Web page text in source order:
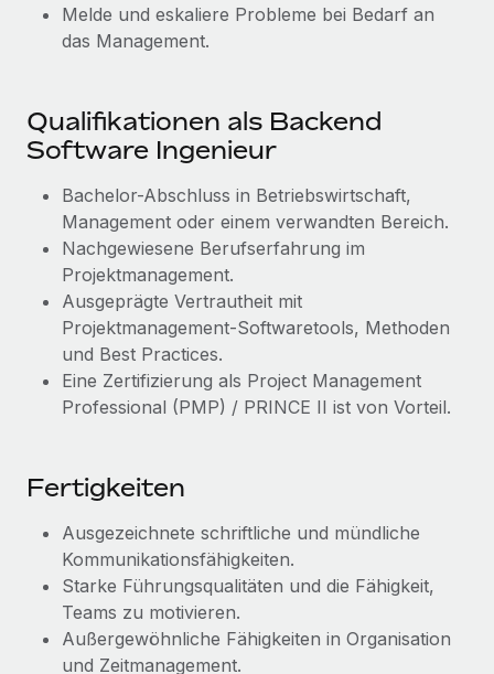
Phiture ist der unumstrittene Marktführer im Bereich der
Wachstumsberatung für mobile Apps. Das...
Mehr erfahren
Melde und eskaliere Probleme bei Bedarf an
das Management.
Qualifikationen als Backend
Software Ingenieur
Bachelor-Abschluss in Betriebswirtschaft,
Management oder einem verwandten Bereich.
Nachgewiesene Berufserfahrung im
Projektmanagement.
Ausgeprägte Vertrautheit mit
Projektmanagement-Softwaretools, Methoden
und Best Practices.
Eine Zertifizierung als Project Management
Professional (PMP) / PRINCE II ist von Vorteil.
Fertigkeiten
Ausgezeichnete schriftliche und mündliche
Kommunikationsfähigkeiten.
Starke Führungsqualitäten und die Fähigkeit,
Teams zu motivieren.
Außergewöhnliche Fähigkeiten in Organisation
und Zeitmanagement.